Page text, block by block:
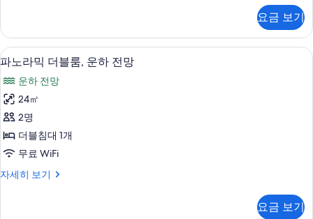
망
사
진
모
두
보
기
블
룸,
운
하
전
망
자
세
히
보
기
요금 보기
파
노
라
믹
더
블
운
파노라믹 더블룸, 운하 전망 | 고급 침
8
파노라믹 더블룸, 운하 전망
운하 전망
24㎡
2명
더블침대 1개
무료 WiFi
자세히 보기
파
요금 보기